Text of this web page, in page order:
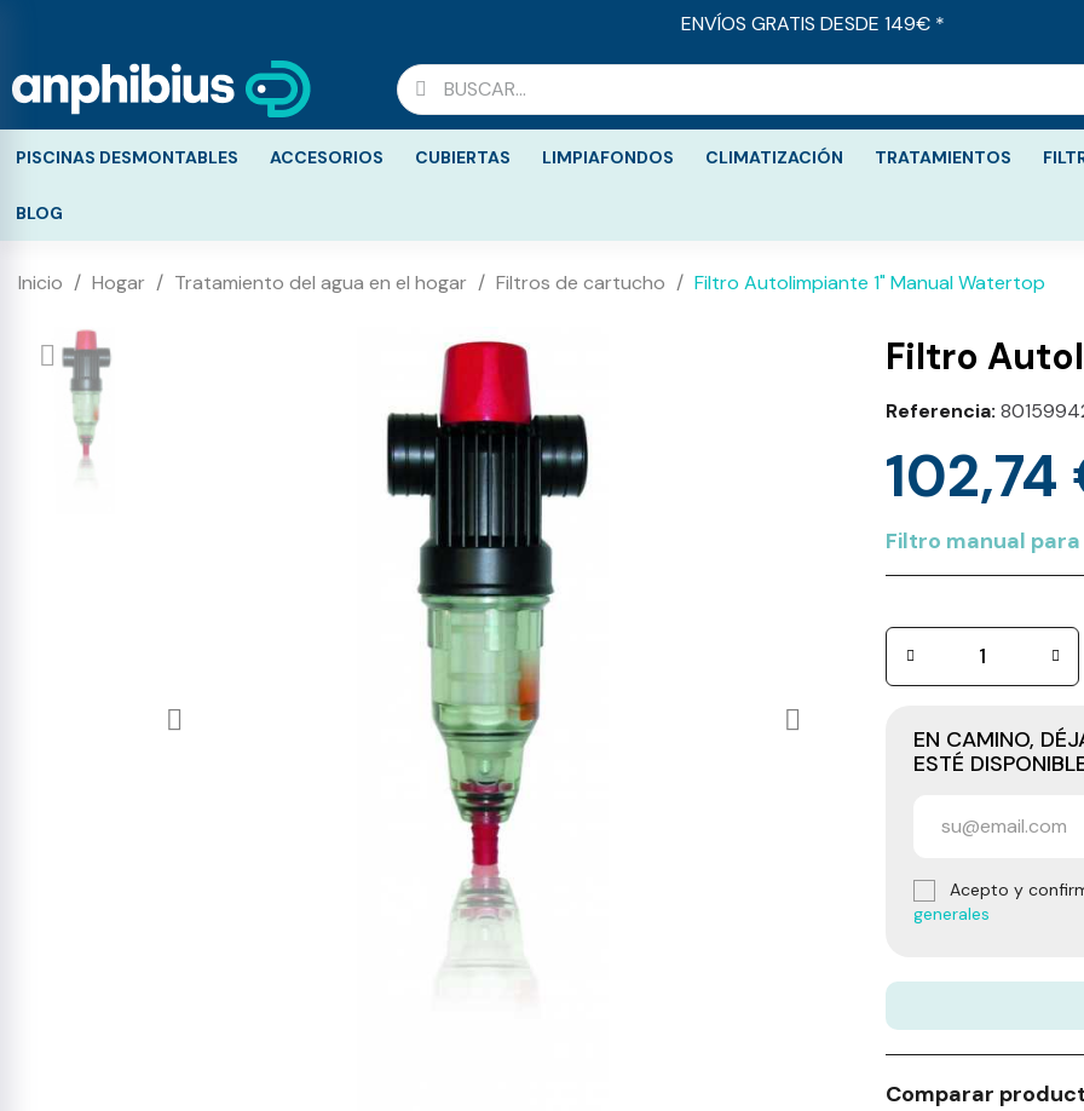
ENVÍOS GRATIS DESDE 149€ *
PISCINAS DESMONTABLES ACCESORIOS CUBIERTAS LIMPIAFONDOS CLIMATIZACIÓN TRATAMIENTOS
BLOG
Inicio Hogar Tratamiento del agua en el hogar Filtros de cartucho Filtro Autolimpiante 1" Manual Watertop
Referencia
102,74
Filtro manual
EN CAMINO,
ESTÉ
Acepto y
generales
Comparar